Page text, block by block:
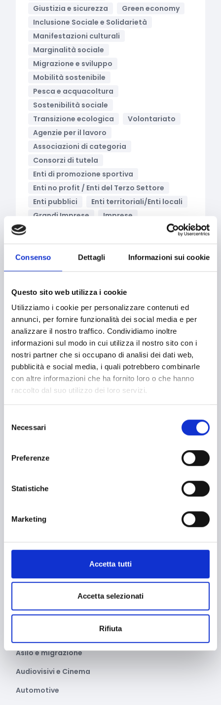
Consenso Dettagli Informazioni sui cookie
Questo sito web utilizza i cookie
Utilizziamo i cookie per personalizzare contenuti ed
annunci, per fornire funzionalità dei social media e per
analizzare il nostro traffico. Condividiamo inoltre
informazioni sul modo in cui utilizza il nostro sito con i
nostri partner che si occupano di analisi dei dati web,
pubblicità e social media, i quali potrebbero combinarle
con altre informazioni che ha fornito loro o che hanno
raccolto dal suo utilizzo dei loro servizi.
delNecessari
Preferenze
Statistiche
Marketing
Accetta tutti
Accetta selezionati
Rifiuta
Giustizia e sicurezza
Green economy
Inclusione Sociale e Solidarietà
Manifestazioni culturali
Marginalità sociale
Migrazione e sviluppo
Mobilità sostenibile
Pesca e acquacoltura
Sostenibilità sociale
Transizione ecologica
Volontariato
Agenzie per il lavoro
Associazioni di categoria
Consorzi di tutela
Enti di promozione sportiva
Enti no profit / Enti del Terzo Settore
Enti pubblici
Enti territoriali/Enti locali
Grandi Imprese
Imprese
Istituti Scolastici
Liberi professionisti
Micro-imprese
Organismi di formazione
Parti sociali
Università/Centri di ricerca
Bandi internazionali
SETTORI
Abbigliamento
Acquisto macchinari e/o attrezzature
Agricoltura e sviluppo rurale
Aiuti umanitari e Protezione civile
Alimentazione e nutrizione
Ambiente e Sviluppo sostenibile
Ammodernamento impianti
Arte e Cultura
Asilo e migrazione
Audiovisivi e Cinema
Automotive